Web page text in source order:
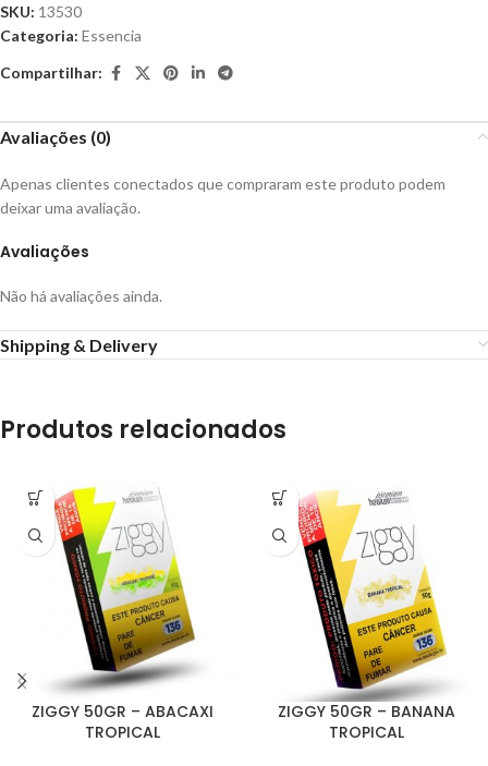
SKU: 13530
Categoria: Essencia
Compartilhar:
Avaliações (0)
Avaliações
Não há avaliações ainda.
Apenas clientes conectados que compraram este produto podem
deixar uma avaliação.
Shipping & Delivery
Produtos relacionados
ZIGGY 50GR – ABACAXI
TROPICAL
ZIGGY 50GR – BANANA
TROPICAL